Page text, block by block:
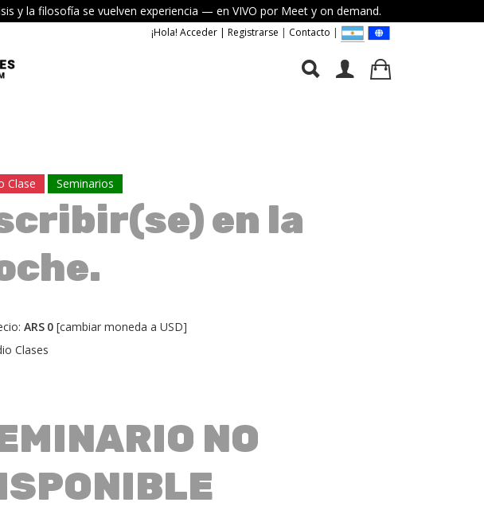
y la filosofía se vuelven experiencia — en VIVO por Meet y on demand.
¡Hola! Acceder | Registrarse | Contacto |
Clase Seminarios
en la
ARS 0 [cambiar moneda a USD]
Clases
NO